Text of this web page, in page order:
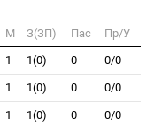
M З(ЗП) Пас
Пр/У
1 1(0) 0 0/0
1 1(0) 0 0/0
1 1(0) 0 0/0